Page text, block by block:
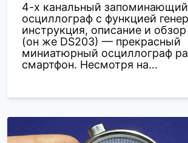
4-х канальный запоминающий
осциллограф с функцией
инструкция, описание и обзор
(он же DS203) — прекрасный
миниатюрный осциллограф
смартфон. Несмотря на…